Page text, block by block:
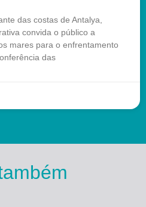
das costas de Antalya,
convida o público a
mares para o enfrentamento
das